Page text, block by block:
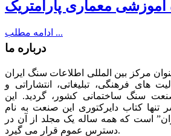
آموزشی معماری پارامتریک
ادامه مطلب ...
درباره ما
مرکز بین المللی اطلاعات سنگ ایران
وارد فعالیت های فرهنگی، تبلیغاتی، انتشاراتی و
سنگ ساختمانی کشور، گردید. این
تنها کتاب دایرکتوری این صنعت به نام
است که همه ساله یک مجلد از آن در
دسترس عموم قرار می گیرد.